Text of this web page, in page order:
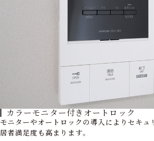
カラーモニター付きオートロック
モニターやオートロックの導入によりセキュ
居者満足度も高まります。